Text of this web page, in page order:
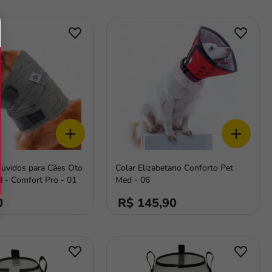
+
para Cães Oto
- Comfort Pro - 01
+
Colar Elizabetano Conforto Pet
Med - 06
R$ 145,90